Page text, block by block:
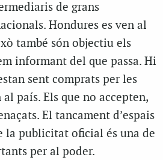
de grans
Hondures es ven al
també són objectiu els
informant del que passa. Hi
sent comprats per les
país. Els que no accepten,
El tancament d’espais
la publicitat oficial és una de
per al poder.